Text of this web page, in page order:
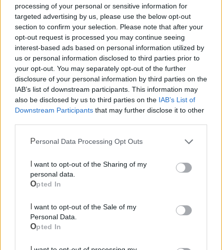
processing of your personal or sensitive information for
targeted advertising by us, please use the below opt-out
section to confirm your selection. Please note that after your
opt-out request is processed you may continue seeing
interest-based ads based on personal information utilized by
us or personal information disclosed to third parties prior to
your opt-out. You may separately opt-out of the further
disclosure of your personal information by third parties on the
IAB’s list of downstream participants. This information may
also be disclosed by us to third parties on the IAB’s List of
Downstream Participants that may further disclose it to other
Personal Data Processing Opt Outs
personal data.
Opted In
Personal Data.
Opted In
Mondo CIA